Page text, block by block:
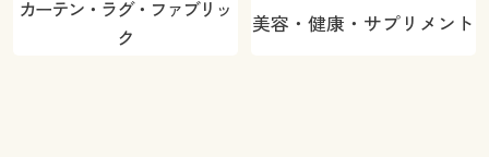
カーテン・ラグ・ファブリッ
ク
美容・健康・サプリメント